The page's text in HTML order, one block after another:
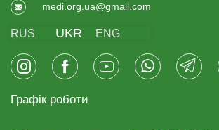
medi.org.ua@gmail.com
RUS UKR ENG
Графік роботи